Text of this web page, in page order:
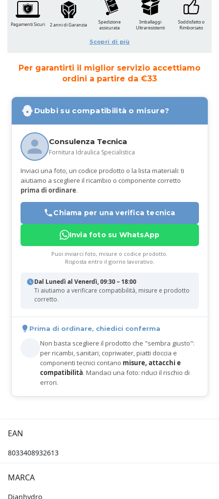
Per garantirti il miglior servizio accettiamo
ordini a partire da €33
Dubbi su compatibilità o misure?
Consulenza Tecnica
Fornitura Idraulica Specialistica
Inviaci una foto, un codice prodotto o la lista materiali: ti
aiutiamo a scegliere il ricambio o componente corretto
prima di ordinare.
Chiama per una verifica tecnica
Invia foto su WhatsApp
Puoi inviarci foto, misure o codice prodotto.
Risposta entro il giorno lavorativo.
Dal Lunedì al Venerdì, 09:30 – 18:00
Ti aiutiamo a verificare compatibilità, misure e prodotto
corretto.
Prima di ordinare, chiedici conferma
Non basta scegliere il prodotto che "sembra giusto":
per ricambi, sanitari, copriwater, piatti doccia e
componenti tecnici contano misure, attacchi e
compatibilità. Mandaci una foto: riduci il rischio di
errori.
Pagamenti Sicuri 2 anni di Garanzia
Spedizione
assicurata
Imballaggi
Ultraresistenti
Soddisfatto o
Rimborsato
Scopri di più
EAN
8033408932613
MARCA
Dianhydro